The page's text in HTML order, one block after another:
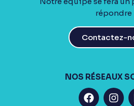
répondre
Contactez-
NOS RÉSEAUX